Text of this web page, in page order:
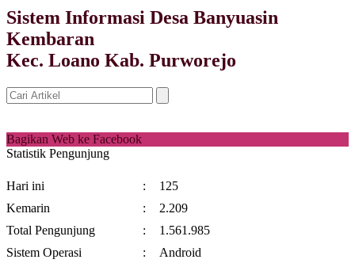
Sistem Informasi Desa Banyuasin
Kembaran
Kec. Loano Kab. Purworejo
Bagikan Web ke Facebook
Statistik Pengunjung
Hari ini :
125
Kemarin
:
2.209
Total Pengunjung
:
1.561.985
Sistem Operasi
:
Android